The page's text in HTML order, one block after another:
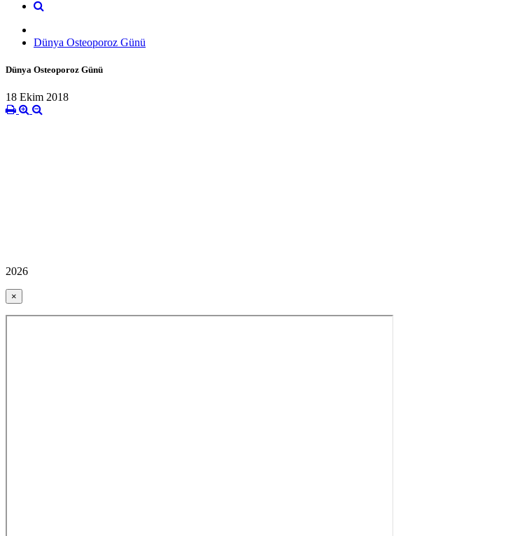
Dünya Osteoporoz Günü
Dünya Osteoporoz Günü
18 Ekim 2018
2026
×